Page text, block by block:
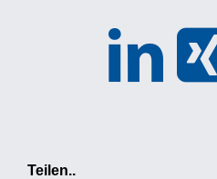
Teilen..